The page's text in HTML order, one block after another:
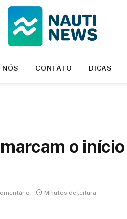
NÓS CONTATO DICAS
o início
Minutos de leitura